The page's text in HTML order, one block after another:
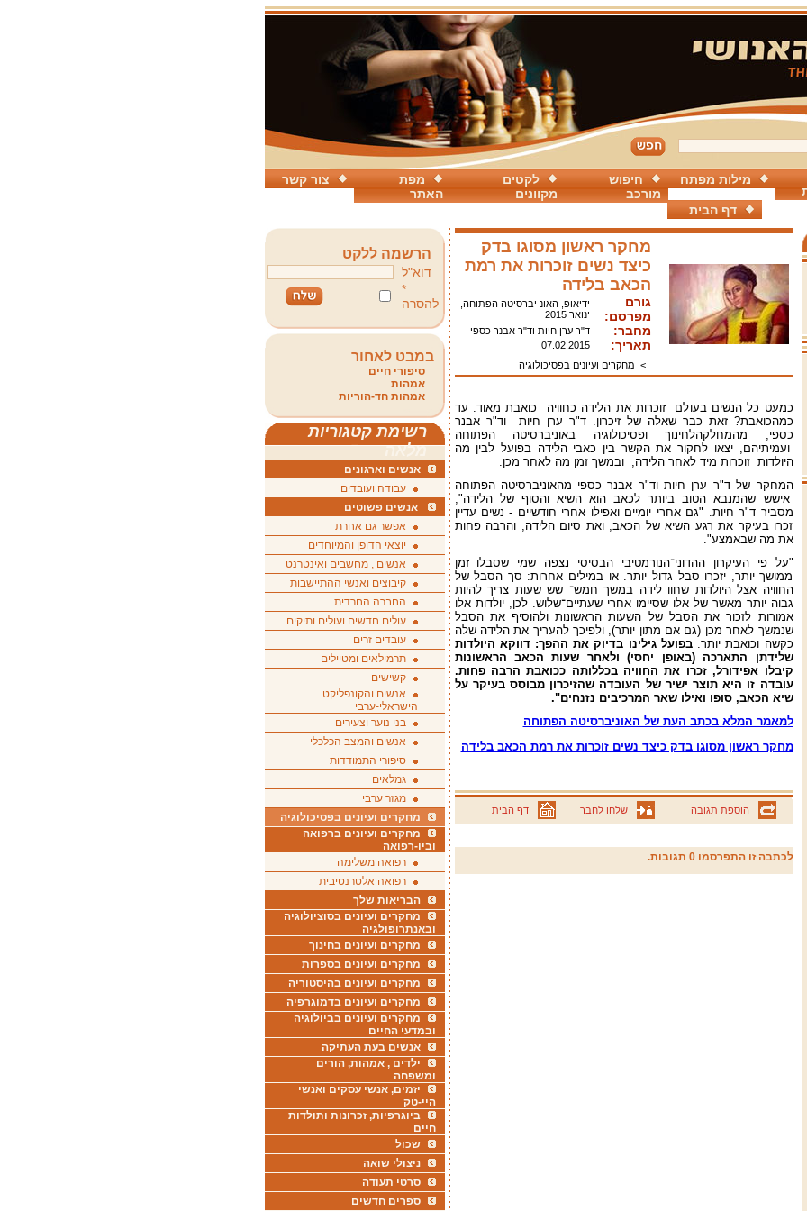
צור קשר
מפת
האתר
לקטים
מקוונים
חיפוש
מורכב
מילות מפתח
דף הבית
מחקר ראשון מסוגו בדק
כיצד נשים זוכרות את רמת
הכאב בלידה
גורם
מפרסם:
ידיאופ, האונ יברסיטה הפתוחה,
ינואר 2015
מחבר: ד"ר ערן חיות וד"ר אבנר כספי
תאריך:
07.02.2015
> מחקרים ועיונים בפסיכולוגיה
כמעט כל הנשים בעולם זוכרות את הלידה כחוויה כואבת מאוד. עד
כמהכואבת? זאת כבר שאלה של זיכרון. ד"ר ערן חיות וד"ר אבנר
כספי, מהמחלקהלחינוך ופסיכולוגיה באוניברסיטה הפתוחה
ועמיתיהם, יצאו לחקור את הקשר בין כאבי הלידה בפועל לבין מה
היולדות זוכרות מיד לאחר הלידה, ובמשך זמן מה לאחר מכן.
המחקר של ד"ר ערן חיות וד"ר אבנר כספי מהאוניברסיטה הפתוחה
אישש שהמנבא הטוב ביותר לכאב הוא השיא והסוף של הלידה",
מסביר ד"ר חיות. "גם אחרי יומיים ואפילו אחרי חודשיים - נשים עדיין
זכרו בעיקר את רגע השיא של הכאב, ואת סיום הלידה, והרבה פחות
את מה שבאמצע".
"על פי העיקרון ההדוני־הנורמטיבי הבסיסי נצפה שמי שסבלו זמן
ממושך יותר, יזכרו סבל גדול יותר. או במילים אחרות: סך הסבל של
החוויה אצל היולדות שחוו לידה במשך חמש־ שש שעות צריך להיות
גבוה יותר מאשר של אלו שסיימו אחרי שעתיים־שלוש. לכן, יולדות אלו
אמורות לזכור את הסבל של השעות הראשונות ולהוסיף את הסבל
שנמשך לאחר מכן (גם אם מתון יותר), ולפיכך להעריך את הלידה שלה
כקשה וכואבת יותר. בפועל גילינו בדיוק את ההפך: דווקא היולדות
שלידתן התארכה (באופן יחסי) ולאחר שעות הכאב הראשונות
קיבלו אפידורל, זכרו את החוויה בכללותה ככואבת הרבה פחות.
עובדה זו היא תוצר ישיר של העובדה שהזיכרון מבוסס בעיקר על
שיא הכאב, סופו ואילו שאר המרכיבים נזנחים".
למאמר המלא בכתב העת של האוניברסיטה הפתוחה
מחקר ראשון מסוגו בדק כיצד נשים זוכרות את רמת הכאב בלידה
הוספת תגובה שלחו לחבר דף הבית
לכתבה זו התפרסמו 0 תגובות.
הרשמה ללקט
דוא"ל
*
להסרה
במבט לאחור
סיפורי חיים
אמהות
אמהות חד-הוריות
רשימת קטגוריות
מלאה
אנשים וארגונים
עבודה ועובדים
אנשים פשוטים
אפשר גם אחרת
יוצאי הדופן והמיוחדים
אנשים , מחשבים ואינטרנט
קיבוצים ואנשי ההתיישבות
החברה החרדית
עולים חדשים ועולים ותיקים
עובדים זרים
תרמילאים ומטיילים
קשישים
אנשים והקונפליקט
הישראלי-ערבי
בני נוער וצעירים
אנשים והמצב הכלכלי
סיפורי התמודדות
גמלאים
מגזר ערבי
מחקרים ועיונים בפסיכולוגיה
מחקרים ועיונים ברפואה
וביו-רפואה
רפואה משלימה
רפואה אלטרנטיבית
הבריאות שלך
מחקרים ועיונים בסוציולוגיה
ובאנתרופולגיה
מחקרים ועיונים בחינוך
מחקרים ועיונים בספרות
מחקרים ועיונים בהיסטוריה
מחקרים ועיונים בדמוגרפיה
מחקרים ועיונים בביולוגיה
ובמדעי החיים
אנשים בעת העתיקה
ילדים , אמהות, הורים
ומשפחה
יזמים, אנשי עסקים ואנשי
היי-טק
ביוגרפיות, זכרונות ותולדות
חיים
שכול
ניצולי שואה
סרטי תעודה
ספרים חדשים